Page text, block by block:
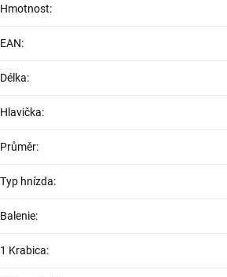
Hmotnost:
EAN:
Délka:
Hlavička:
Průměr:
Typ hnízda:
Balenie:
1 Krabica: